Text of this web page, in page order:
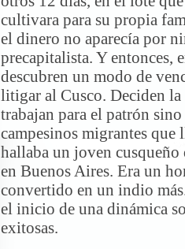
cultivara para su propia
el dinero no aparecía por
precapitalista. Y entonces,
descubren un modo de
litigar al Cusco. Deciden
trabajan para el patrón
campesinos migrantes que
hallaba un joven cusqueño
en Buenos Aires. Era un
convertido en un indio
el inicio de una dinámica
exitosas.